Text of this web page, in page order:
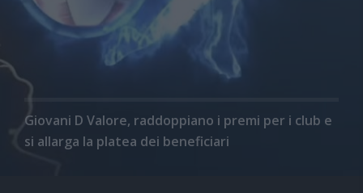
Giovani D Valore, raddoppiano i premi per i club e
si allarga la platea dei beneficiari